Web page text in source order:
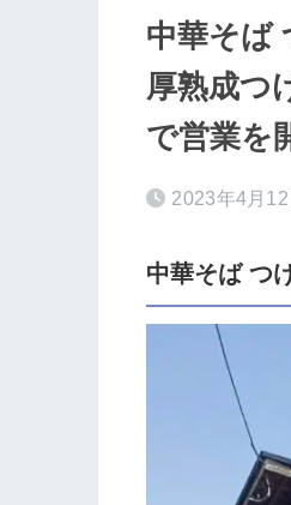
中華そば
厚熟成つ
で営業を
2023年4月12
中華そば つ